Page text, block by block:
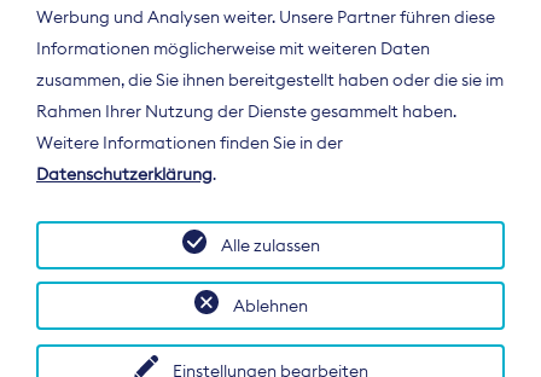
Der Bundesverband Digitalpublisher und
Zeitungsverleger (BDZV) vertritt als
Spitzenorganisation die Interessen der
Deutschland und auf EU-Ebene.
Werbung und Analysen weiter. Unsere Partner führen diese
Informationen möglicherweise mit weiteren Daten
zusammen, die Sie ihnen bereitgestellt haben oder die sie im
Rahmen Ihrer Nutzung der Dienste gesammelt haben.
Weitere Informationen finden Sie in der
Datenschutzerklärung.
Einstellungen bearbeiten
Ablehnen
Alle zulassen